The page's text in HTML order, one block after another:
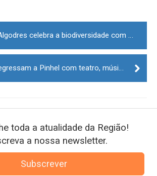
Fornos de Algodres celebra a biodiversidade com cinco dias de cultura, ciência e natureza
Noites Vivas regressam a Pinhel com teatro, música e visitas encenadas
toda a atualidade da Região!
a nossa newsletter.
Subscrever